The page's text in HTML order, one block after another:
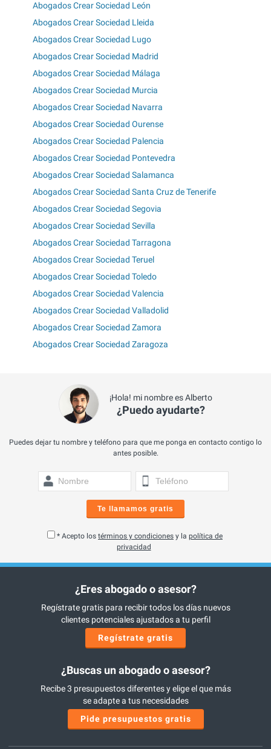
Abogados Crear Sociedad León
Abogados Crear Sociedad Lleida
Abogados Crear Sociedad Lugo
Abogados Crear Sociedad Madrid
Abogados Crear Sociedad Málaga
Abogados Crear Sociedad Murcia
Abogados Crear Sociedad Navarra
Abogados Crear Sociedad Ourense
Abogados Crear Sociedad Palencia
Abogados Crear Sociedad Pontevedra
Abogados Crear Sociedad Salamanca
Abogados Crear Sociedad Santa Cruz de Tenerife
Abogados Crear Sociedad Segovia
Abogados Crear Sociedad Sevilla
Abogados Crear Sociedad Tarragona
Abogados Crear Sociedad Teruel
Abogados Crear Sociedad Toledo
Abogados Crear Sociedad Valencia
Abogados Crear Sociedad Valladolid
Abogados Crear Sociedad Zamora
Abogados Crear Sociedad Zaragoza
¡Hola! mi nombre es Alberto
¿Puedo ayudarte?
Puedes dejar tu nombre y teléfono para que me ponga en contacto contigo lo
antes posible.
Te llamamos gratis
* Acepto los términos y condiciones y la política de
privacidad
¿Eres abogado o asesor?
Regístrate gratis para recibir todos los días nuevos
clientes potenciales ajustados a tu perfil
Regístrate gratis
¿Buscas un abogado o asesor?
Recibe 3 presupuestos diferentes y elige el que más
se adapte a tus necesidades
Pide presupuestos gratis